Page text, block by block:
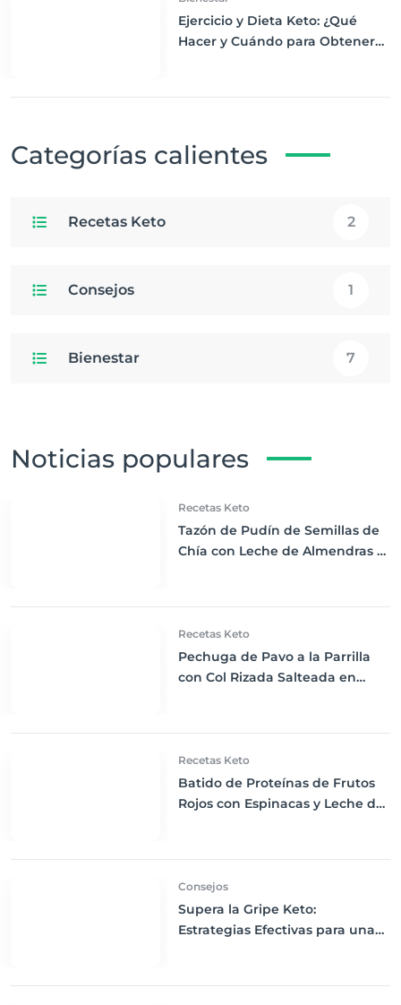
Ejercicio y Dieta Keto: ¿Qué
Hacer y Cuándo para Obtener
Categorías calientes
Recetas Keto 2
Consejos 1
Bienestar 7
Noticias populares
Recetas Keto
Tazón de Pudín de Semillas de
Chía con Leche de Almendras y
Recetas Keto
Pechuga de Pavo a la Parrilla
con Col Rizada Salteada en
Recetas Keto
Batido de Proteínas de Frutos
Rojos con Espinacas y Leche de
Consejos
Supera la Gripe Keto:
Estrategias Efectivas para una